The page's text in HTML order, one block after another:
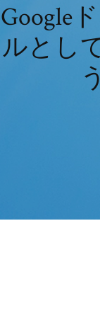
Google
ルとし